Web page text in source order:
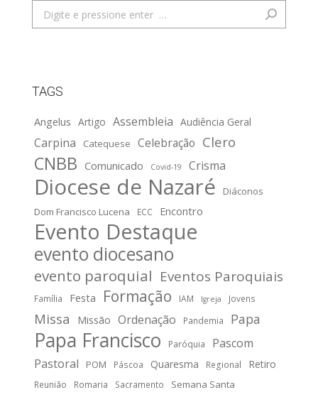
Search:
TAGS
Angelus Artigo Assembleia Audiência Geral
Carpina Catequese Celebração Clero
CNBB Comunicado Covid-19 Crisma
Diocese de Nazaré
Diáconos
Dom Francisco Lucena
ECC Encontro
Evento Destaque
evento diocesano
evento paroquial Eventos Paroquiais
Família Festa Formação IAM Igreja Jovens
Missa Missão Ordenação Pandemia Papa
Papa Francisco Paróquia
Pascom
Pastoral
POM Páscoa Quaresma Regional Retiro
Reunião Romaria Sacramento Semana Santa